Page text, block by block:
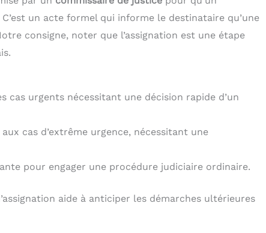
un acte formel qui informe le destinataire qu’une
consigne, noter que l’assignation est une étape
cas urgents nécessitant une décision rapide d’un
cas d’extrême urgence, nécessitant une
pour engager une procédure judiciaire ordinaire.
aide à anticiper les démarches ultérieures